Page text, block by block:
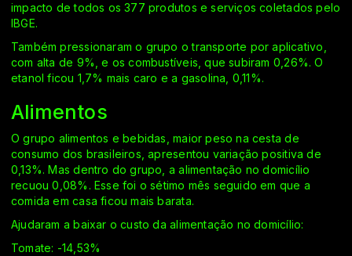
impacto de todos os 377 produtos e serviços coletados pelo
IBGE.
Também pressionaram o grupo o transporte por aplicativo,
com alta de 9%, e os combustíveis, que subiram 0,26%. O
etanol ficou 1,7% mais caro e a gasolina, 0,11%.
Alimentos
O grupo alimentos e bebidas, maior peso na cesta de
consumo dos brasileiros, apresentou variação positiva de
0,13%. Mas dentro do grupo, a alimentação no domicílio
recuou 0,08%. Esse foi o sétimo mês seguido em que a
comida em casa ficou mais barata.
Ajudaram a baixar o custo da alimentação no domicílio:
Tomate: -14,53%